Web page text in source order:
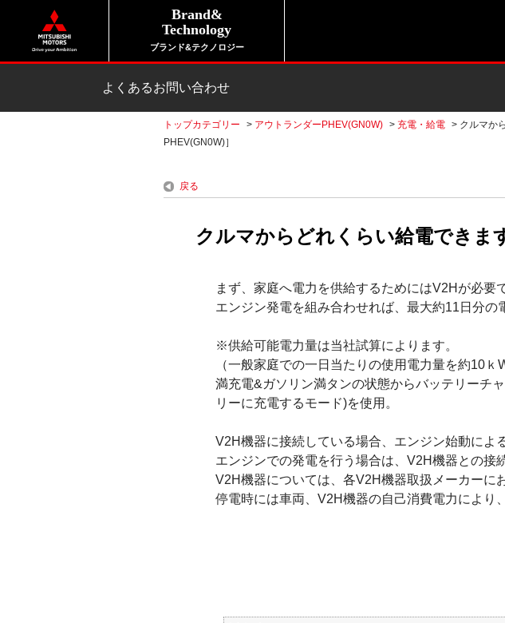
Brand&
Technology
ブランド&テクノロジー
よくあるお問い合わせ
トップカテゴリー > アウトランダーPHEV(GN0W) > 充電・給電 > クルマか
PHEV(GN0W)］
戻る
クルマからどれくらい給電できま
まず、家庭へ電力を供給するためにはV2Hが必要
エンジン発電を組み合わせれば、最大約11日分の
※供給可能電力量は当社試算によります。
（一般家庭での一日当たりの使用電力量を約10
満充電&ガソリン満タンの状態からバッテリーチ
リーに充電するモード)を使用。
V2H機器に接続している場合、エンジン始動によ
エンジンでの発電を行う場合は、V2H機器との接
V2H機器については、各V2H機器取扱メーカーに
停電時には車両、V2H機器の自己消費電力により